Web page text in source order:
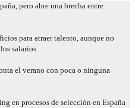
pero abre una brecha entre
para atraer talento, aunque no
salarios
el verano con poca o ninguna
en procesos de selección en España